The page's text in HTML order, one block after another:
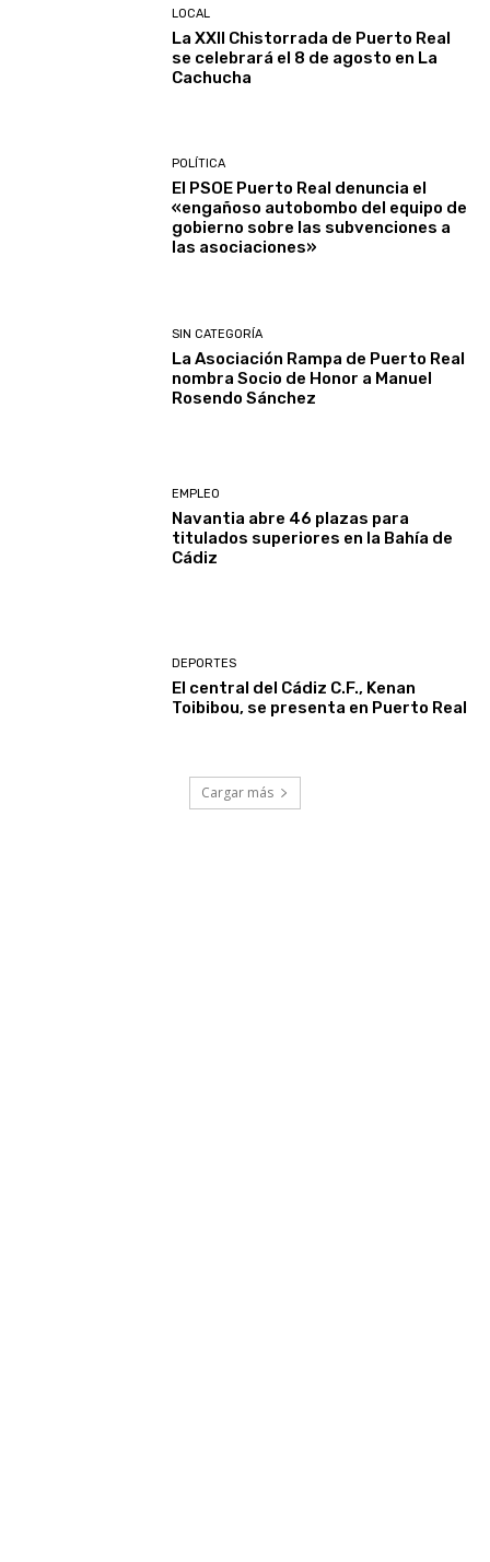
LOCAL
La XXII Chistorrada de Puerto Real
se celebrará el 8 de agosto en La
Cachucha
POLÍTICA
El PSOE Puerto Real denuncia el
«engañoso autobombo del equipo de
gobierno sobre las subvenciones a
las asociaciones»
SIN CATEGORÍA
La Asociación Rampa de Puerto Real
nombra Socio de Honor a Manuel
Rosendo Sánchez
EMPLEO
Navantia abre 46 plazas para
titulados superiores en la Bahía de
Cádiz
DEPORTES
El central del Cádiz C.F., Kenan
Toibibou, se presenta en Puerto Real
Cargar más